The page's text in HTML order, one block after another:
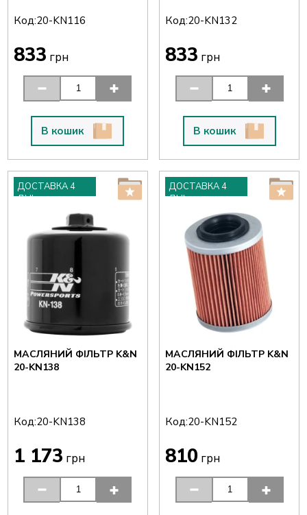
Код:20-KN116
833 грн
В кошик
Код:20-KN132
833 грн
В кошик
ДОСТАВКА 4
ДНІ
МАСЛЯНИЙ ФІЛЬТР K&N
20-KN138
Код:20-KN138
1 173 грн
ДОСТАВКА 4
ДНІ
МАСЛЯНИЙ ФІЛЬТР K&N
20-KN152
Код:20-KN152
810 грн